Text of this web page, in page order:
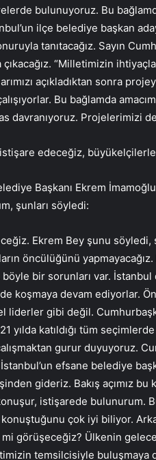
bulunuyoruz. Bu
ilçe belediye başkan
tanıtacağız. Sayın
“Milletimizin
açıkladıktan sonra
Bu bağlamda
davranıyoruz. Projelerimizi
istişare edeceğiz,
Başkanı Ekrem
şunları söyledi:
Ekrem Bey şunu
öncülüğünü
bir sorunları var.
koşmaya devam ediyorlar.
liderler gibi değil.
21 yılda katıldığı tüm
gurur duyuyoruz.
efsane belediye
gideriz. Bakış açımız
istişarede
çok iyi biliyor.
görüşeceğiz? Ülkenin
temsilcisiyle buluşmaya